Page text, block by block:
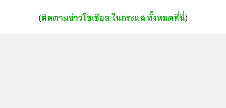
(ติดตามข่าวโซเชียล ในกระแส ทั้งหมดที่นี่)